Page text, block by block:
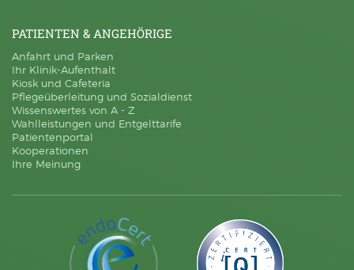
PATIENTEN & ANGEHÖRIGE
Anfahrt und Parken
Ihr Klinik-Aufenthalt
Kiosk und Cafeteria
Pflegeüberleitung und Sozialdienst
Wissenswertes von A - Z
Wahlleistungen und Entgelttarife
Patientenportal
Kooperationen
Ihre Meinung